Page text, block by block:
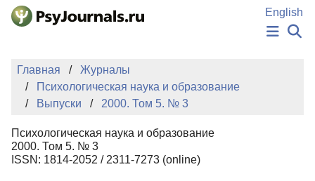
Перейти к основному содержанию
English
НОВОСТИ
ИЗДАНИЯ
АВТОРЫ
БАЗА ЗНАНИЙ
КЛЮЧЕВЫЕ СЛОВА
Регистрация
Главная
Журналы
Психологическая наука и образование
Выпуски
2000. Том 5. № 3
Психологическая наука и образование
2000. Том 5. № 3
ISSN: 1814-2052 / 2311-7273 (online)